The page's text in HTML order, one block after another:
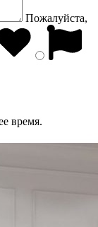
Пожалуйста,
время.